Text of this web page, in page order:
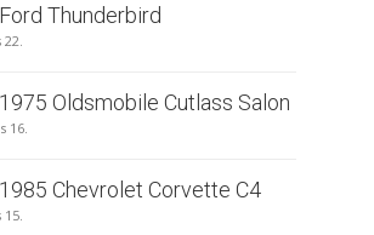
Ford Thunderbird
1975 Oldsmobile Cutlass Salon
16.
1985 Chevrolet Corvette C4